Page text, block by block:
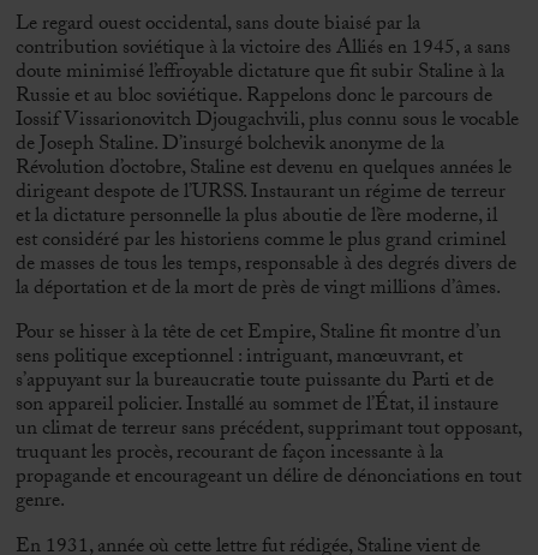
Le regard ouest occidental, sans doute biaisé par la
contribution soviétique à la victoire des Alliés en 1945, a sans
doute minimisé l’effroyable dictature que fit subir Staline à la
Russie et au bloc soviétique. Rappelons donc le parcours de
Iossif Vissarionovitch Djougachvili, plus connu sous le vocable
de Joseph Staline. D’insurgé bolchevik anonyme de la
Révolution d’octobre, Staline est devenu en quelques années le
dirigeant despote de l’URSS. Instaurant un régime de terreur
et la dictature personnelle la plus aboutie de l’ère moderne, il
est considéré par les historiens comme le plus grand criminel
de masses de tous les temps, responsable à des degrés divers de
la déportation et de la mort de près de vingt millions d’âmes.
Pour se hisser à la tête de cet Empire, Staline fit montre d’un
sens politique exceptionnel : intriguant, manœuvrant, et
s’appuyant sur la bureaucratie toute puissante du Parti et de
son appareil policier. Installé au sommet de l’État, il instaure
un climat de terreur sans précédent, supprimant tout opposant,
truquant les procès, recourant de façon incessante à la
propagande et encourageant un délire de dénonciations en tout
genre.
En 1931, année où cette lettre fut rédigée, Staline vient de